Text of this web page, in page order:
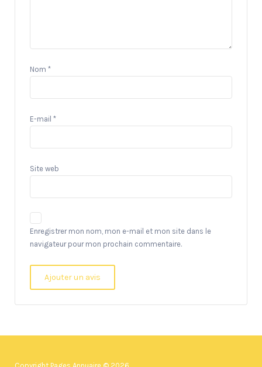
Nom *
E-mail *
Site web
Enregistrer mon nom, mon e-mail et mon site dans le
navigateur pour mon prochain commentaire.